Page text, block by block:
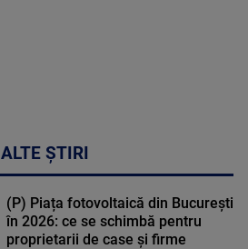
ALTE ȘTIRI
(P) Piața fotovoltaică din București
în 2026: ce se schimbă pentru
proprietarii de case și firme